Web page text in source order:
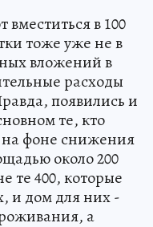
в 100
тоже уже не в
вложений в
расходы
появились и
те, кто
на фоне снижения
около 200
те 400, которые
и дом для них -
а